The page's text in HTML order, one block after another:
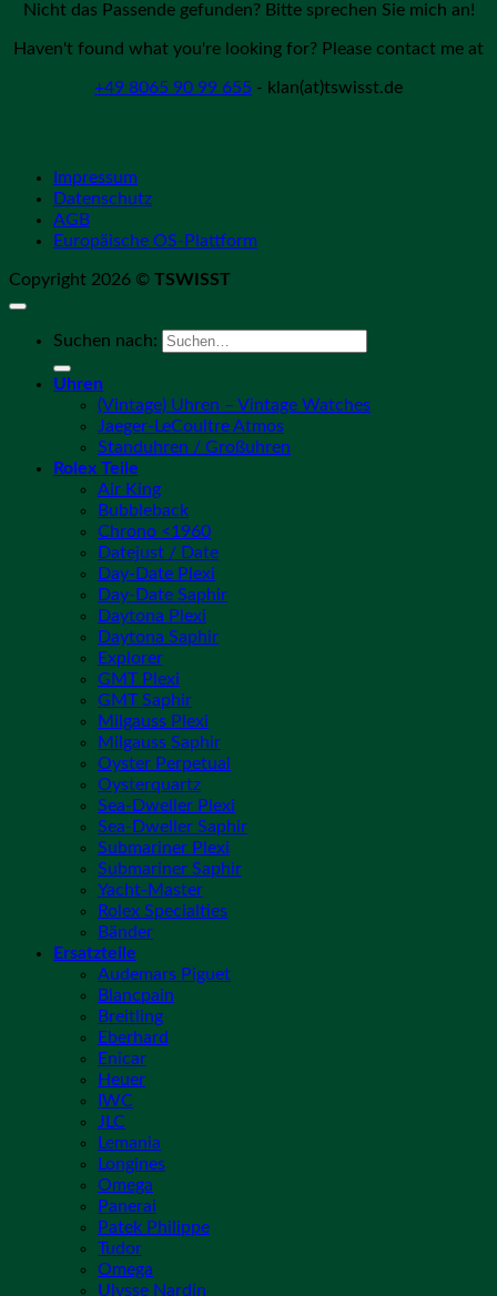
Nicht das Passende gefunden? Bitte sprechen Sie mich an!
Haven't found what you're looking for? Please contact me at
+49 8065 90 99 655 - klan(at)tswisst.de
Impressum
Datenschutz
AGB
Europäische OS-Plattform
Copyright 2026 © TSWISST
Suchen nach:
Uhren
(Vintage) Uhren – Vintage Watches
Jaeger-LeCoultre Atmos
Standuhren / Großuhren
Rolex Teile
Air King
Bubbleback
Chrono <1960
Datejust / Date
Day-Date Plexi
Day-Date Saphir
Daytona Plexi
Daytona Saphir
Explorer
GMT Plexi
GMT Saphir
Milgauss Plexi
Milgauss Saphir
Oyster Perpetual
Oysterquartz
Sea-Dweller Plexi
Sea-Dweller Saphir
Submariner Plexi
Submariner Saphir
Yacht-Master
Rolex Specialties
Bänder
Ersatzteile
Audemars Piguet
Blancpain
Breitling
Eberhard
Enicar
Heuer
IWC
JLC
Lemania
Longines
Omega
Panerai
Patek Philippe
Tudor
Omega
Ulysse Nardin